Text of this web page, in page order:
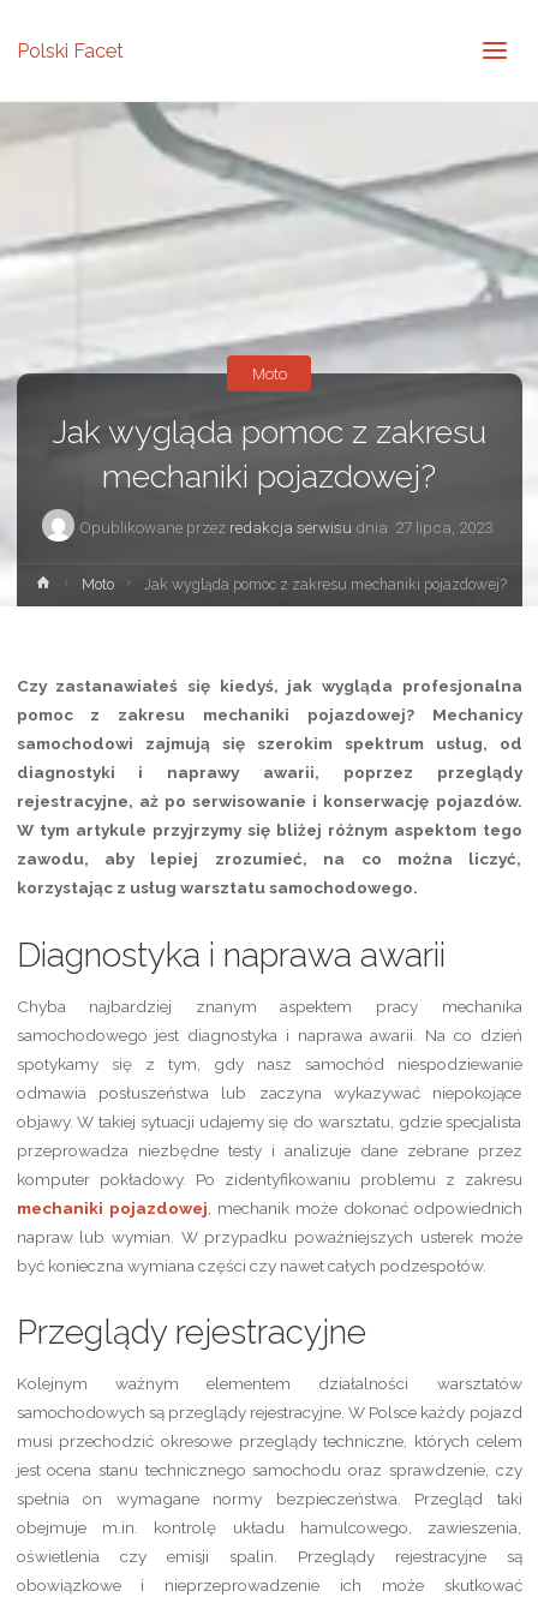
Polski Facet
Jak wygląda pomoc z zakresu
mechaniki pojazdowej?
Opublikowane przez redakcja serwisu dnia 27 lipca, 2023
Moto
Strona
główna
Moto Jak wygląda pomoc z zakresu mechaniki pojazdowej?
Czy zastanawiałeś się kiedyś, jak wygląda profesjonalna
pomoc z zakresu mechaniki pojazdowej? Mechanicy
samochodowi zajmują się szerokim spektrum usług, od
diagnostyki i naprawy awarii, poprzez przeglądy
rejestracyjne, aż po serwisowanie i konserwację pojazdów.
W tym artykule przyjrzymy się bliżej różnym aspektom tego
zawodu, aby lepiej zrozumieć, na co można liczyć,
korzystając z usług warsztatu samochodowego.
Diagnostyka i naprawa awarii
Chyba najbardziej znanym aspektem pracy mechanika
samochodowego jest diagnostyka i naprawa awarii. Na co dzień
spotykamy się z tym, gdy nasz samochód niespodziewanie
odmawia posłuszeństwa lub zaczyna wykazywać niepokojące
objawy. W takiej sytuacji udajemy się do warsztatu, gdzie specjalista
przeprowadza niezbędne testy i analizuje dane zebrane przez
komputer pokładowy. Po zidentyfikowaniu problemu z zakresu
mechaniki pojazdowej , mechanik może dokonać odpowiednich
napraw lub wymian. W przypadku poważniejszych usterek może
być konieczna wymiana części czy nawet całych podzespołów.
Przeglądy rejestracyjne
Kolejnym ważnym elementem działalności warsztatów
samochodowych są przeglądy rejestracyjne. W Polsce każdy pojazd
musi przechodzić okresowe przeglądy techniczne, których celem
jest ocena stanu technicznego samochodu oraz sprawdzenie, czy
spełnia on wymagane normy bezpieczeństwa. Przegląd taki
obejmuje m.in. kontrolę układu hamulcowego, zawieszenia,
oświetlenia czy emisji spalin. Przeglądy rejestracyjne są
obowiązkowe i nieprzeprowadzenie ich może skutkować